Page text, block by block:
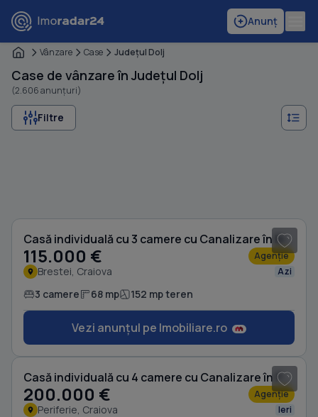
Anunț
Vânzare Case Judeţul Dolj
Case de vânzare în Județul Dolj
(2.606 anunțuri)
Filtre
Casă individuală cu 3 camere cu Canalizare în Brestei
115.000 € Agenție
Brestei, Craiova Azi
3 camere 68 mp 152 mp teren
Vezi anunțul pe Imobiliare.ro
Casă individuală cu 4 camere cu Canalizare în Periferie
200.000 € Agenție
Periferie, Craiova Ieri